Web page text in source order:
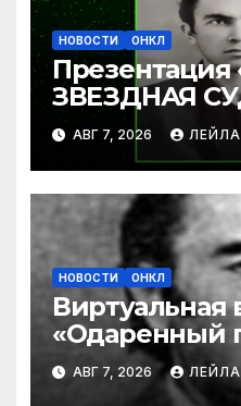
НОВОСТИ ОНКЛ
ЗВЕЗДНАЯ
летию
АВГ 7, 2026
НОВОСТИ ОНКЛ
Виртуальная
«Одаренный
90-летию со
Ибрагима
АВГ 7, 2026